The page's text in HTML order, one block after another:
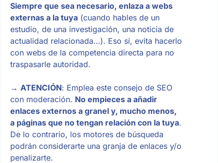
Siempre que sea necesario, enlaza a webs
externas a la tuya(cuando hables de un
estudio, de una investigación, una noticia de
actualidad relacionada…). Eso sí, evita hacerlo
con webs de la competencia directa para no
traspasarle autoridad.
→ ATENCIÓN: Emplea este consejo de SEO
con moderación. No empieces a añadir
enlaces externos a granel y, mucho menos,
a páginas que no tengan relación con la tuya.
De lo contrario, los motores de búsqueda
podrán considerarte una granja de enlaces y/o
penalizarte.